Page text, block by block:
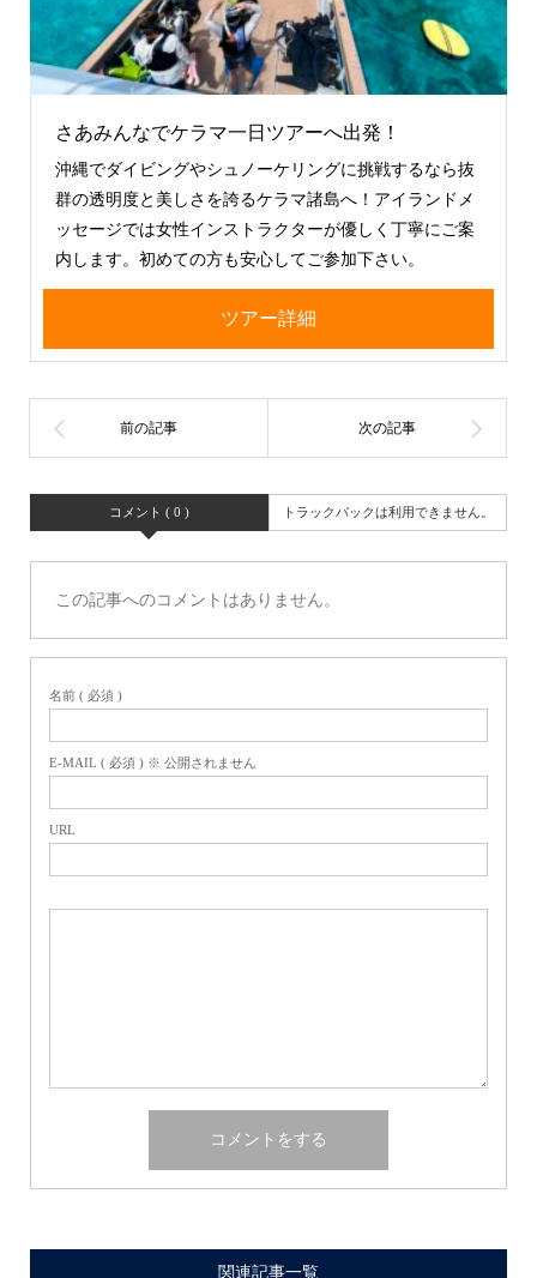
さあみんなでケラマ一日ツアーへ出発！
沖縄でダイビングやシュノーケリングに挑戦するなら抜
群の透明度と美しさを誇るケラマ諸島へ！アイランドメ
ッセージでは女性インストラクターが優しく丁寧にご案
内します。初めての方も安心してご参加下さい。
ツアー詳細
コメント ( 0 ) トラックバックは利用できません。
この記事へのコメントはありません。
名前 ( 必須 )
E-MAIL ( 必須 ) ※ 公開されません
URL
関連記事一覧